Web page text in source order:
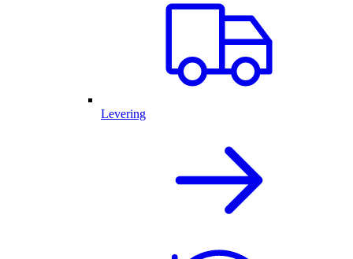
Levering